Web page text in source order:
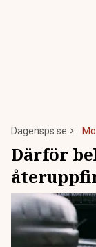
Dagensps.se
Därför